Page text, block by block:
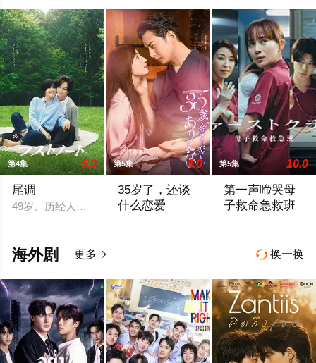
第4集 5.0
尾调
49岁、历经人生酸甜苦辣而追求现状稳定的职场女性一濑葵（
第5集 4.0
35岁了，还谈
什么恋爱
第5集 10.0
第一声啼哭母
子救命急救班
 换一换
海外剧 更多 